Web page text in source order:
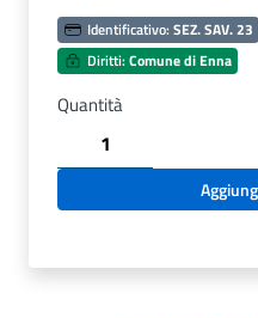
Identificativo: SEZ. SAV. 23
Diritti:Comune di Enna
Quantità
23
DELL’ESTATE